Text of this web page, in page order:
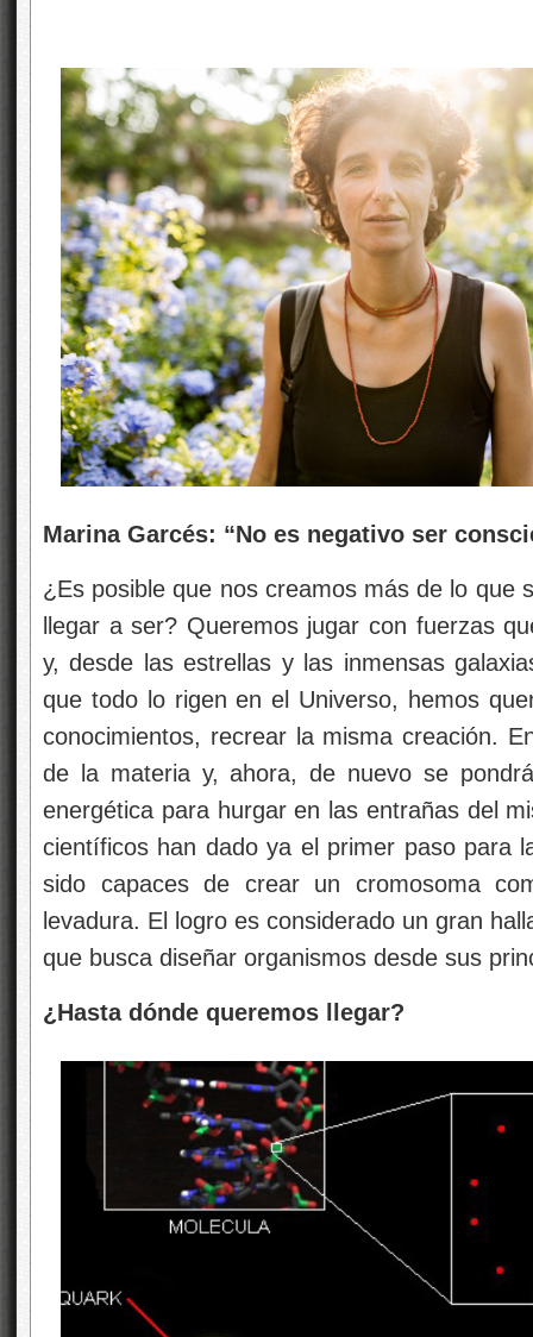
Marina Garcés: “No es negativo ser
¿Es posible que nos creamos más de lo que
llegar a ser? Queremos jugar con fuerzas
y, desde las estrellas y las inmensas
que todo lo rigen en el Universo, hemos
conocimientos, recrear la misma creación.
de la materia y, ahora, de nuevo se
energética para hurgar en las entrañas del
científicos han dado ya el primer paso para
sido capaces de crear un cromosoma
levadura. El logro es considerado un gran
que busca diseñar organismos desde sus
¿Hasta dónde queremos llegar?